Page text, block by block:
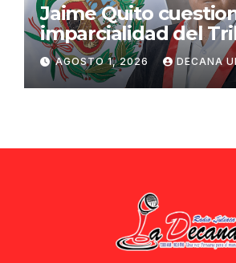
Jaime Quito
imparcialidad del
Constitucional tras
de Ollanta Humala
AGOSTO 1, 2026 DECANA